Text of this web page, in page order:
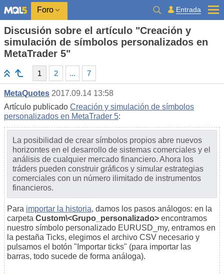
Foro Entrada
Discusión sobre el artículo "Creación y
simulación de símbolos personalizados en
MetaTrader 5"
1 2 ... 7
MetaQuotes 2017.09.14 13:58
Artículo publicado Creación y simulación de símbolos
personalizados en MetaTrader 5:
La posibilidad de crear símbolos propios abre nuevos
horizontes en el desarrollo de sistemas comerciales y el
análisis de cualquier mercado financiero. Ahora los
tráders pueden construir gráficos y simular estrategias
comerciales con un número ilimitado de instrumentos
financieros.
Para importar la historia, damos los pasos análogos: en la
carpeta Custom\<Grupo_personalizado> encontramos
nuestro símbolo personalizado EURUSD_my, entramos en
la pestaña Ticks, elegimos el archivo CSV necesario y
pulsamos el botón "Importar ticks" (para importar las
barras, todo sucede de forma análoga).